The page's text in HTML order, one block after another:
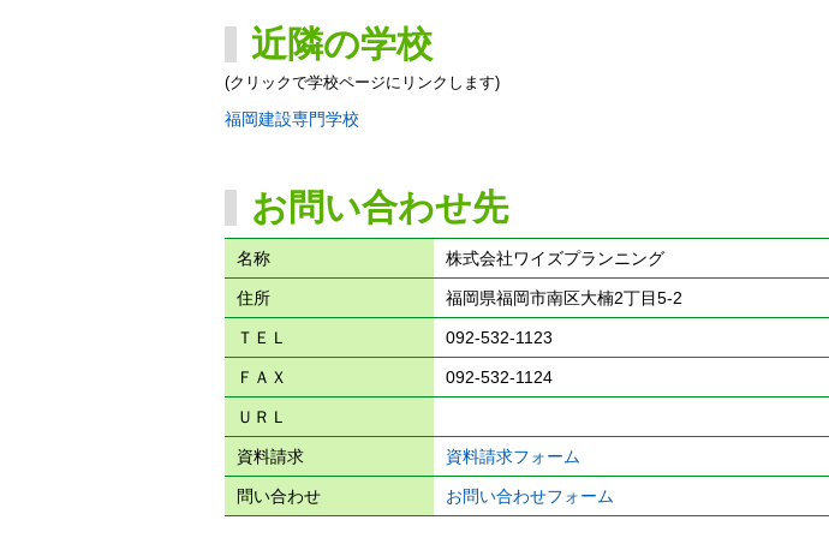
近隣の学校
(クリックで学校ページにリンクします)
福岡建設専門学校
お問い合わせ先
名称 株式会社ワイズプランニング
住所 福岡県福岡市南区大楠2丁目5-2
ＴＥＬ 092-532-1123
ＦＡＸ 092-532-1124
ＵＲＬ
資料請求 資料請求フォーム
問い合わせ お問い合わせフォーム